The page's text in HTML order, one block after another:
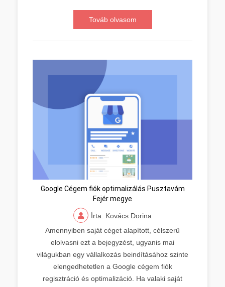
Továb olvasom
Google Cégem fiók optimalizálás Pusztavám
Fejér megye
Írta: Kovács Dorina
Amennyiben saját céget alapított, célszerű
elolvasni ezt a bejegyzést, ugyanis mai
világukban egy vállalkozás beindításához szinte
elengedhetetlen a Google cégem fiók
regisztráció és optimalizáció. Ha valaki saját